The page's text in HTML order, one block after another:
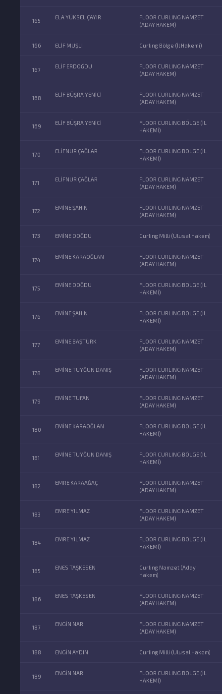
165
ELA YÜKSEL ÇAYIR
FLOOR CURLING NAMZET
(ADAY HAKEM)
166 ELİF MUŞLİ Curling Bölge (İl Hakemi)
167
ELİF ERDOĞDU
FLOOR CURLING NAMZET
(ADAY HAKEM)
168
ELİF BÜŞRA YENİCİ
FLOOR CURLING NAMZET
(ADAY HAKEM)
169
ELİF BÜŞRA YENİCİ
FLOOR CURLING BÖLGE (İL
HAKEMİ)
170
ELİFNUR ÇAĞLAR
FLOOR CURLING BÖLGE (İL
HAKEMİ)
171
ELİFNUR ÇAĞLAR
FLOOR CURLING NAMZET
(ADAY HAKEM)
172
EMİNE ŞAHİN
FLOOR CURLING NAMZET
(ADAY HAKEM)
173 EMİNE DOĞDU Curling Milli (Ulusal Hakem)
174
EMİNE KARAOĞLAN
FLOOR CURLING NAMZET
(ADAY HAKEM)
175
EMİNE DOĞDU
FLOOR CURLING BÖLGE (İL
HAKEMİ)
176
EMİNE ŞAHİN
FLOOR CURLING BÖLGE (İL
HAKEMİ)
177
EMİNE BAŞTÜRK
FLOOR CURLING NAMZET
(ADAY HAKEM)
178
EMİNE TUYĞUN DANIŞ
FLOOR CURLING NAMZET
(ADAY HAKEM)
179
EMİNE TUFAN
FLOOR CURLING NAMZET
(ADAY HAKEM)
180
EMİNE KARAOĞLAN
FLOOR CURLING BÖLGE (İL
HAKEMİ)
181
EMİNE TUYĞUN DANIŞ
FLOOR CURLING BÖLGE (İL
HAKEMİ)
182
EMRE KARAAĞAÇ
FLOOR CURLING NAMZET
(ADAY HAKEM)
183
EMRE YILMAZ
FLOOR CURLING NAMZET
(ADAY HAKEM)
184
EMRE YILMAZ
FLOOR CURLING BÖLGE (İL
HAKEMİ)
185
ENES TAŞKESEN
Curling Namzet (Aday
Hakem)
186
ENES TAŞKESEN
FLOOR CURLING NAMZET
(ADAY HAKEM)
187
ENGİN NAR
FLOOR CURLING NAMZET
(ADAY HAKEM)
188 ENGİN AYDIN Curling Milli (Ulusal Hakem)
189
ENGİN NAR
FLOOR CURLING BÖLGE (İL
HAKEMİ)